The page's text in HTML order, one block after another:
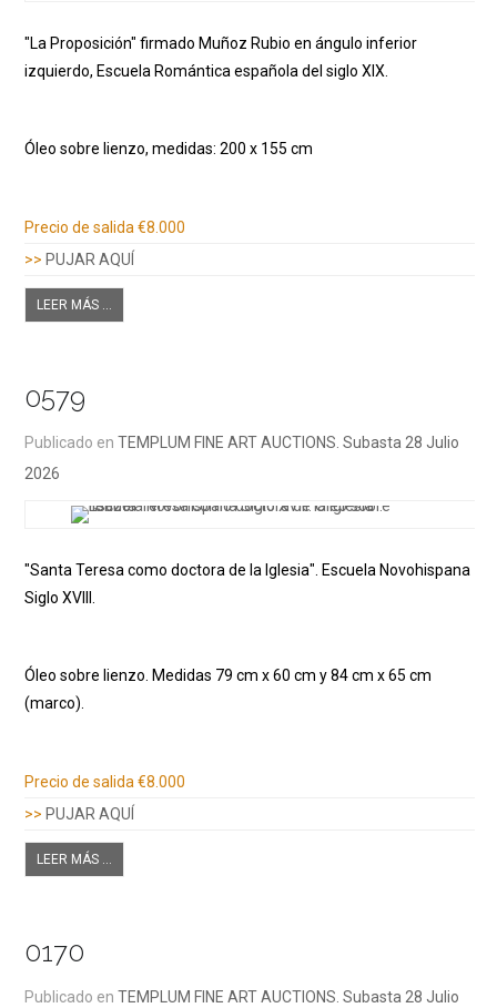
"La Proposición" firmado Muñoz Rubio en ángulo inferior
izquierdo, Escuela Romántica española del siglo XIX.
Óleo sobre lienzo, medidas: 200 x 155 cm
Precio de salida €8.000
>> PUJAR AQUÍ
LEER MÁS ...
0579
Publicado en TEMPLUM FINE ART AUCTIONS. Subasta 28 Julio
2026
"Santa Teresa como doctora de la Iglesia". Escuela Novohispana
Siglo XVIII.
Óleo sobre lienzo. Medidas 79 cm x 60 cm y 84 cm x 65 cm
(marco).
Precio de salida €8.000
>> PUJAR AQUÍ
LEER MÁS ...
0170
Publicado en TEMPLUM FINE ART AUCTIONS. Subasta 28 Julio